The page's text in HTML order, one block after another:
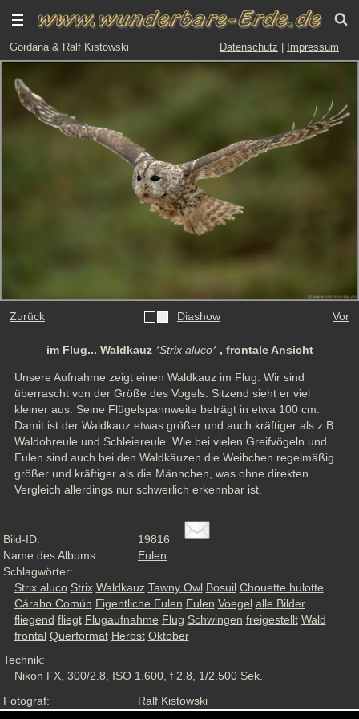
Gordana & Ralf Kistowski Datenschutz Impressum
Zurück Diashow Vor
im Flug... Waldkauz *Strix aluco*, frontale Ansicht
Unsere Aufnahme zeigt einen Waldkauz im Flug. Wir sind
überrascht von der Größe des Vogels. Sitzend sieht er viel
kleiner aus. Seine Flügelspannweite beträgt in etwa 100 cm.
Damit ist der Waldkauz etwas größer und auch kräftiger als z.B.
Waldohreule und Schleiereule. Wie bei vielen Greifvögeln und
Eulen sind auch bei den Waldkäuzen die Weibchen regelmäßig
größer und kräftiger als die Männchen, was ohne direkten
Vergleich allerdings nur schwerlich erkennbar ist.
Bild-ID:
19816
Name des Albums:
Eulen
Schlagwörter:
Strix aluco Strix Waldkauz Tawny Owl Bosuil Chouette hulotte
Cárabo Común Eigentliche Eulen Eulen Voegel alle Bilder
fliegend fliegt Flugaufnahme Flug Schwingen freigestellt Wald
frontal Querformat Herbst Oktober
Technik:
Nikon FX, 300/2.8, ISO 1.600, f 2.8, 1/2.500 Sek.
Fotograf:
Ralf Kistowski